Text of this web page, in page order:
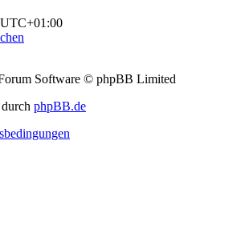
UTC+01:00
Software © phpBB Limited
phpBB.de